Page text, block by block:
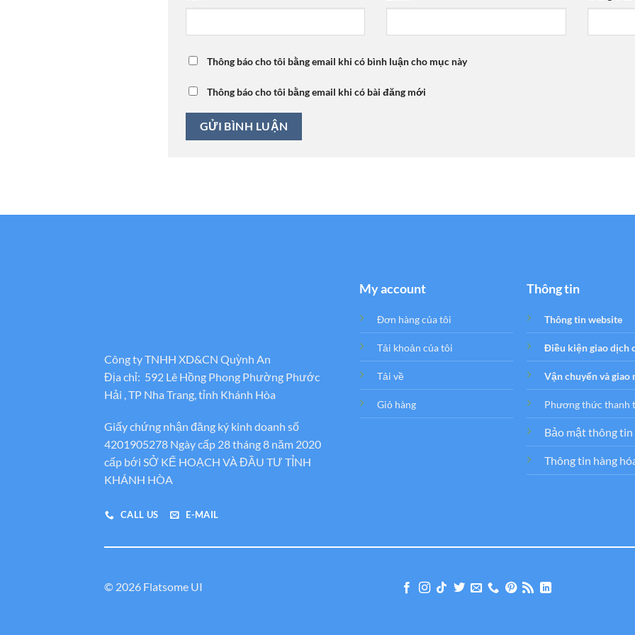
Thông báo cho tôi bằng email khi có bình luận cho mục này
Thông báo cho tôi bằng email khi có bài đăng mới
Công ty TNHH XD&CN Quỳnh An
Địa chỉ: 592 Lê Hồng Phong Phường Phước
Hải , TP Nha Trang, tỉnh Khánh Hòa
Giấy chứng nhận đăng ký kinh doanh số
4201905278 Ngày cấp 28 tháng 8 năm 2020
cấp bới SỞ KẾ HOẠCH VÀ ĐẦU TƯ TỈNH
KHÁNH HÒA
CALL US E-MAIL
My account
Đơn hàng của tôi
Tải khoản của tôi
Tải về
Giỏ hàng
Thông tin
Thông tin website
Điều kiện giao dịch
Vận chuyển và giao
Phương thức thanh
Bảo mật thông tin
Thông tin hàng
© 2026 Flatsome UI